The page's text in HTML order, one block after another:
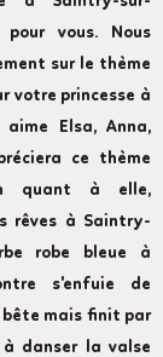
pour vous. Nous
sur le thème
votre princesse à
aime Elsa, Anna,
ce thème
quant à elle,
rêves à Saintry-
robe bleue à
s'enfuie de
mais finit par
danser la valse